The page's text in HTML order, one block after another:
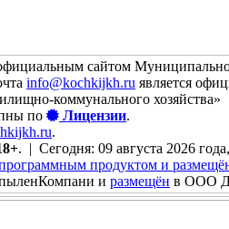
сайтом
info@kochkijkh.ru является
коммунального хозяйства»
по
Лицензии.
.
. | Сегодня: 09 августа 2026
продуктом и
и размещён в ООО